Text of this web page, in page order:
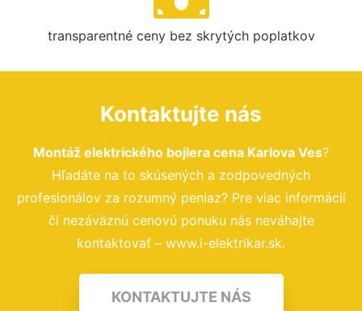
transparentné ceny bez skrytých poplatkov
Kontaktujte nás
Montáž elektrického bojlera cena Karlova Ves?
Hľadáte na to skúsených a zodpovedných
profesionálov za rozumný peniaz? Pre viac informácií
či nezáväznú cenovú ponuku nás neváhajte
kontaktovať – www.i-elektrikar.sk.
KONTAKTUJTE NÁS